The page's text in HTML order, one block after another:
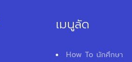
เมนูลัด
How To นักศึกษา